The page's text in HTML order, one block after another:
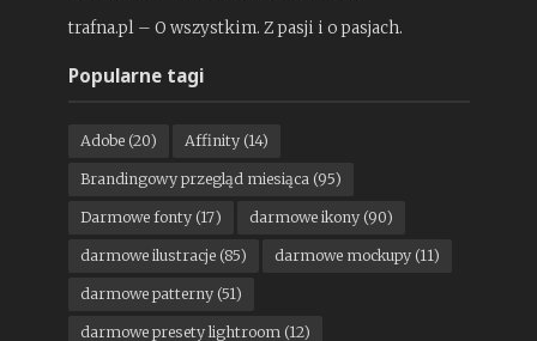
trafna.pl – O wszystkim. Z pasji i o pasjach.
Popularne tagi
Adobe(20) Affinity(14)
Brandingowy przegląd miesiąca(95)
Darmowe fonty(17) darmowe ikony(90)
darmowe ilustracje(85) darmowe mockupy(11)
darmowe patterny(51)
darmowe presety lightroom(12)